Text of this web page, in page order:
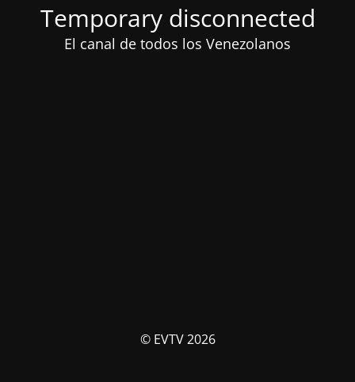
Temporary disconnected
El canal de todos los Venezolanos
© EVTV 2026